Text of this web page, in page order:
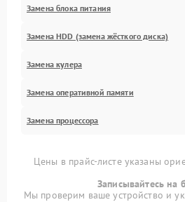
Замена блока питания
Замена HDD (замена жёсткого диска)
Замена кулера
Замена оперативной памяти
Замена процессора
Цены в прайс-листе указаны
Записывайтесь на
Мы проверим ваше устройство и